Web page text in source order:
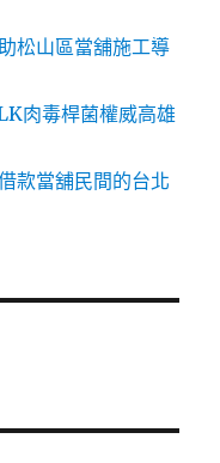
松山區當舖施工導
肉毒桿菌權威高雄
款當舖民間的台北